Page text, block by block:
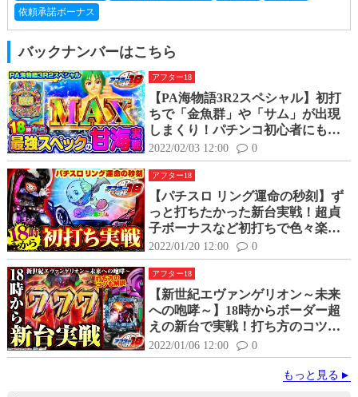
依頼承諾ボーナス
バックナンバーはこちら
アフター18
【PA海物語3R2スペシャル】初打
ちで「金魚群」や「サム」が出現
しまくり！パチンコ初心者にもオ
ススメできるお手軽技術介入もご
紹介！
2022/02/03 12:00 0
アフター18
【パチスロ リング運命の秒刻】ず
っと打ちたかった新台実戦！超貞
子ボーナスなど初打ちで色々楽し
んできた！
2022/01/20 12:00 0
アフター18
【新世紀エヴァンゲリオン～未来
への咆哮～】18時からボーダー超
えの新台で実戦！打ち方のコツも
解説！
2022/01/06 12:00 0
もっと見る